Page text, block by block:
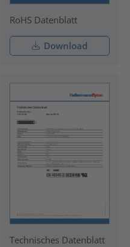
RoHS Datenblatt
Download
Technisches Datenblatt